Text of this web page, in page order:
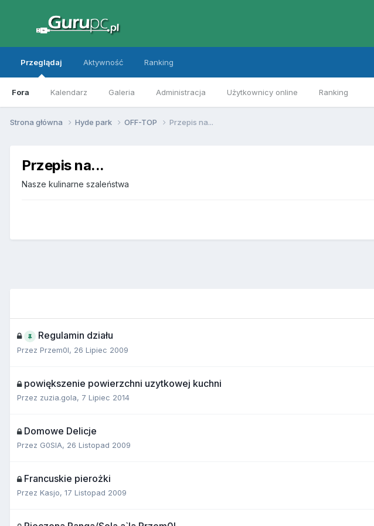
Przeglądaj
Fora Kalendarz Galeria Administracja Użytkownicy online Ranking
Aktywność Ranking
Strona główna Hyde park OFF-TOP Przepis na...
Przepis na...
Nasze kulinarne szaleństwa
Regulamin działu
Przez Przem0l, 26 Lipiec 2009
powiększenie powierzchni uzytkowej kuchni
Przez zuzia.gola, 7 Lipiec 2014
Domowe Delicje
Przez G0SlA, 26 Listopad 2009
Francuskie pierożki
Przez Kasjo, 17 Listopad 2009